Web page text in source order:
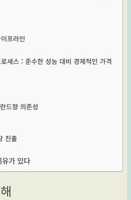
프라인
세스 : 준수한 성능 대비 경제적인 가격
드향 의존성
진출
가 있다